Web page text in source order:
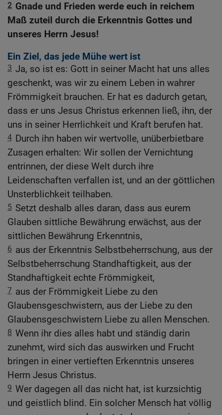
2 Gnade und Frieden werde euch in reichem
Maß zuteil durch die Erkenntnis Gottes und
unseres Herrn Jesus!
Ein Ziel, das jede Mühe wert ist
3 Ja, so ist es: Gott in seiner Macht hat uns alles
geschenkt, was wir zu einem Leben in wahrer
Frömmigkeit brauchen. Er hat es dadurch getan,
dass er uns Jesus Christus erkennen ließ, ihn, der
uns in seiner Herrlichkeit und Kraft berufen hat.
4 Durch ihn haben wir wertvolle, unüberbietbare
Zusagen erhalten: Wir sollen der Vernichtung
entrinnen, der diese Welt durch ihre
Leidenschaften verfallen ist, und an der göttlichen
Unsterblichkeit teilhaben.
5 Setzt deshalb alles daran, dass aus eurem
Glauben sittliche Bewährung erwächst, aus der
sittlichen Bewährung Erkenntnis,
6 aus der Erkenntnis Selbstbeherrschung, aus der
Selbstbeherrschung Standhaftigkeit, aus der
Standhaftigkeit echte Frömmigkeit,
7 aus der Frömmigkeit Liebe zu den
Glaubensgeschwistern, aus der Liebe zu den
Glaubensgeschwistern Liebe zu allen Menschen.
8 Wenn ihr dies alles habt und ständig darin
zunehmt, wird sich das auswirken und Frucht
bringen in einer vertieften Erkenntnis unseres
Herrn Jesus Christus.
9 Wer dagegen all das nicht hat, ist kurzsichtig
und geistlich blind. Ein solcher Mensch hat völlig